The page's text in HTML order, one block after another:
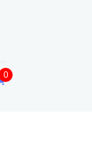
0